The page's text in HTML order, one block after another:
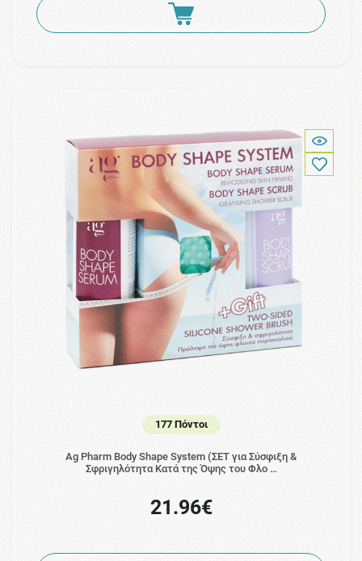
177 Πόντοι
Ag Pharm Body Shape System (ΣΕΤ για Σύσφιξη &
Σφριγηλότητα Κατά της Όψης του Φλο …
21.96€